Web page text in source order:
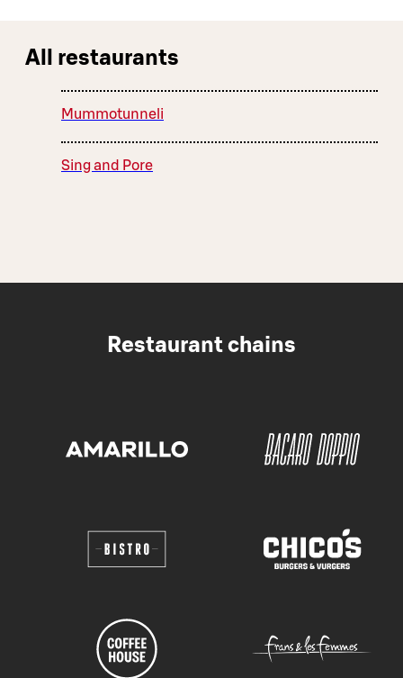
All restaurants
Mummotunneli
Sing and Pore
Restaurant chains